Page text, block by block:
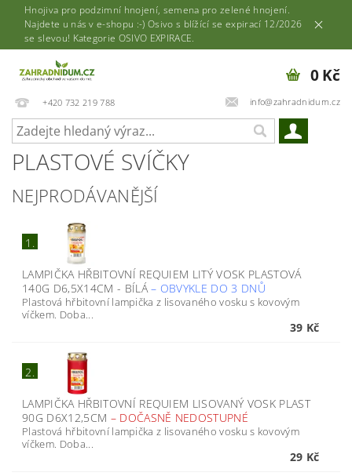
Hnojiva pro podzimní hnojení, semena pro zelené hnojení.
Najdete u nás v e-shopu :-) Osivo s blížící se expirací 12/2026
se slevou! Kategorie OSIVO EXPIRACE.
+420 732 219 788 info@zahradnidum.cz
0 Kč
PLASTOVÉ SVÍČKY
NEJPRODÁVANĚJŠÍ
1.
LAMPIČKA HŘBITOVNÍ REQUIEM LITÝ VOSK PLASTOVÁ
140G D6,5X14CM - BÍLÁ– OBVYKLE DO 3 DNŮ
Plastová hřbitovní lampička z lisovaného vosku s kovovým
víčkem. Doba...
39 Kč
2.
LAMPIČKA HŘBITOVNÍ REQUIEM LISOVANÝ VOSK PLAST
90G D6X12,5CM – DOČASNĚ NEDOSTUPNÉ
Plastová hřbitovní lampička z lisovaného vosku s kovovým
víčkem. Doba...
29 Kč